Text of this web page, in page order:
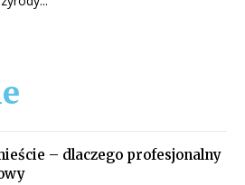
– dlaczego profesjonalny